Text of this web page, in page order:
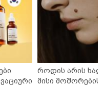
როდის არის
მისი მოშორების